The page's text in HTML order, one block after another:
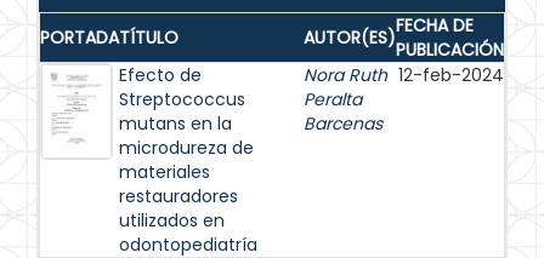
PORTADATÍTULO AUTOR(ES)FECHA DE
PUBLICACIÓN
Efecto de
Streptococcus
mutans en la
microdureza de
materiales
restauradores
utilizados en
odontopediatría
Nora Ruth
Peralta
Barcenas
12-feb-2024